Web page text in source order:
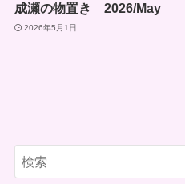
成瀬の物置き 2026/May
2026年5月1日